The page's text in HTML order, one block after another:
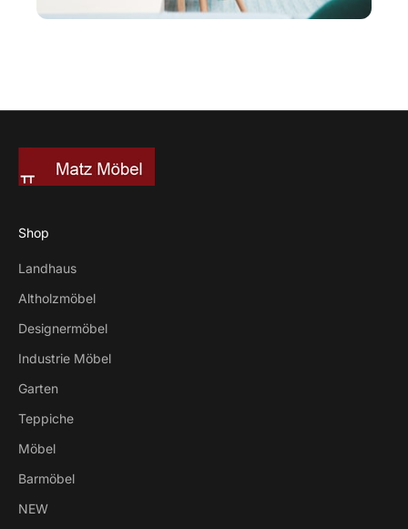
Shop
Landhaus
Altholzmöbel
Designermöbel
Industrie Möbel
Garten
Teppiche
Möbel
Barmöbel
NEW